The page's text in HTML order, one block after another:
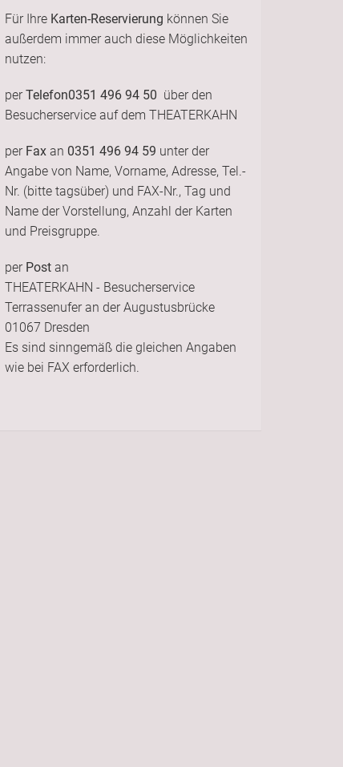
Für Ihre Karten-Reservierung können Sie
außerdem immer auch diese Möglichkeiten
nutzen:
perTelefon0351 496 94 50 über den
Besucherservice auf dem THEATERKAHN
per Fax an 0351 496 94 59 unter der
Angabe von Name, Vorname, Adresse, Tel.-
Nr. (bitte tagsüber) und FAX-Nr., Tag und
Name der Vorstellung, Anzahl der Karten
und Preisgruppe.
per Post an
THEATERKAHN - Besucherservice
Terrassenufer an der Augustusbrücke
01067 Dresden
Es sind sinngemäß die gleichen Angaben
wie bei FAX erforderlich.